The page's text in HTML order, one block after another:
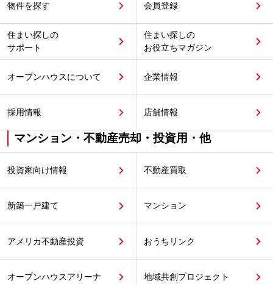
物件を探す 会員登録
住まい探しの
サポート
住まい探しの
お役立ちマガジン
オープンハウスについて 企業情報
採用情報 店舗情報
マンション・不動産売却・投資用・他
投資家向け情報 不動産買取
新築一戸建て マンション
アメリカ不動産投資 おうちリンク
オープンハウスアリーナ 地域共創プロジェクト